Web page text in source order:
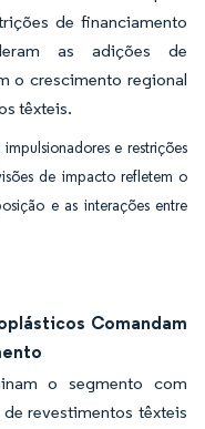
de financiamento
as adições de
o crescimento regional
têxteis.
e restrições
de impacto refletem o
e as interações entre
Comandam
o segmento com
revestimentos têxteis